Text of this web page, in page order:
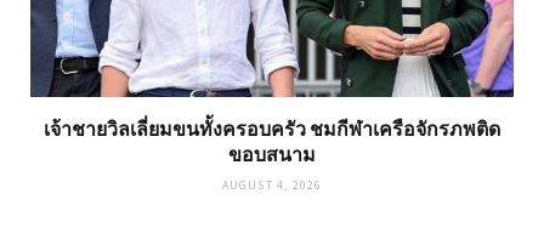
เจ้าชายวิลเลี่ยมขนทั้งครอบครัว ชมกีฬาเครือจักรภพติด
ขอบสนาม
AUGUST 4, 2026